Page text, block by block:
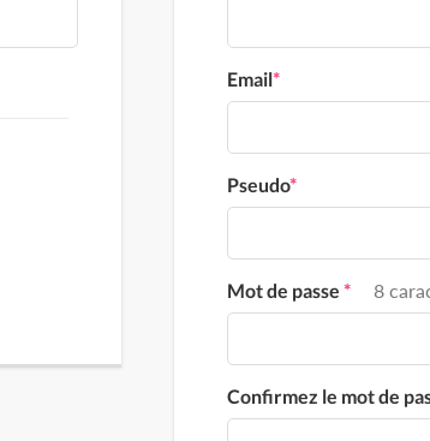
Email*
Pseudo*
Mot de passe * 8
Confirmez le mot de